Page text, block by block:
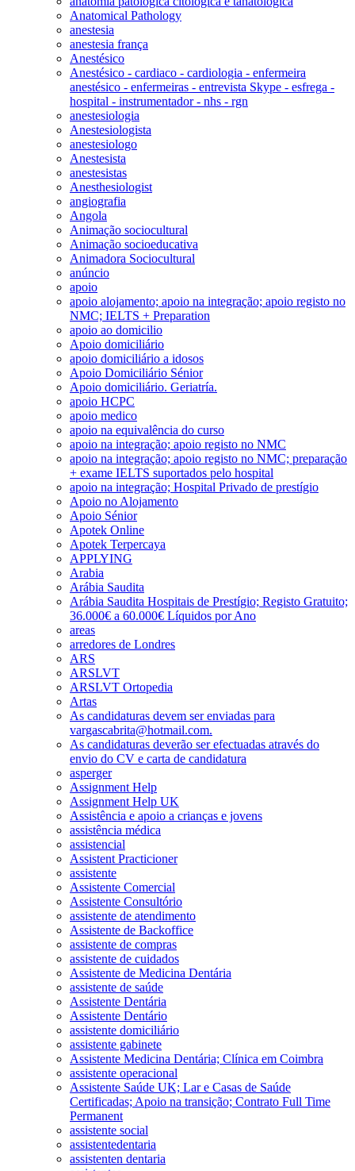
Anatomical Pathology
anestesia
anestesia frança
Anestésico
Anestésico - cardiaco - cardiologia - enfermeira
anestésico - enfermeiras - entrevista Skype - esfrega -
hospital - instrumentador - nhs - rgn
anestesiologia
Anestesiologista
anestesiologo
Anestesista
anestesistas
Anesthesiologist
angiografia
Angola
Animação sociocultural
Animação socioeducativa
Animadora Sociocultural
anúncio
apoio
apoio alojamento; apoio na integração; apoio registo no
NMC; IELTS + Preparation
apoio ao domicilio
Apoio domiciliário
apoio domiciliário a idosos
Apoio Domiciliário Sénior
Apoio domiciliário. Geriatría.
apoio HCPC
apoio medico
apoio na equivalência do curso
apoio na integração; apoio registo no NMC
apoio na integração; apoio registo no NMC; preparação
+ exame IELTS suportados pelo hospital
apoio na integração; Hospital Privado de prestígio
Apoio no Alojamento
Apoio Sénior
Apotek Online
Apotek Terpercaya
APPLYING
Arabia
Arábia Saudita
Arábia Saudita Hospitais de Prestígio; Registo Gratuito;
36.000€ a 60.000€ Líquidos por Ano
areas
arredores de Londres
ARS
ARSLVT
ARSLVT Ortopedia
Artas
As candidaturas devem ser enviadas para
vargascabrita@hotmail.com.
As candidaturas deverão ser efectuadas através do
envio do CV e carta de candidatura
asperger
Assignment Help
Assignment Help UK
Assistência e apoio a crianças e jovens
assistência médica
assistencial
Assistent Practicioner
assistente
Assistente Comercial
Assistente Consultório
assistente de atendimento
Assistente de Backoffice
assistente de compras
assistente de cuidados
Assistente de Medicina Dentária
assistente de saúde
Assistente Dentária
Assistente Dentário
assistente domiciliário
assistente gabinete
Assistente Medicina Dentária; Clínica em Coimbra
assistente operacional
Assistente Saúde UK; Lar e Casas de Saúde
Certificadas; Apoio na transição; Contrato Full Time
Permanent
assistente social
assistentedentaria
assistenten dentaria